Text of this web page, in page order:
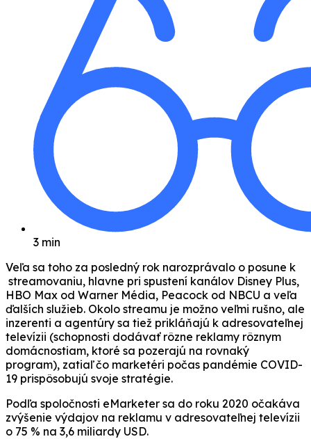
3 min
Veľa sa toho za posledný rok narozprávalo o posune k
streamovaniu, hlavne pri spustení kanálov Disney Plus,
HBO Max od Warner Média, Peacock od NBCU a veľa
ďalších služieb. Okolo streamu je možno veľmi rušno, ale
inzerenti a agentúry sa tiež prikláňajú k adresovateľnej
televízii (schopnosti dodávať rôzne reklamy rôznym
domácnostiam, ktoré sa pozerajú na rovnaký
program), zatiaľ čo marketéri počas pandémie COVID-
19 prispôsobujú svoje stratégie.
Podľa spoločnosti eMarketer sa do roku 2020 očakáva
zvýšenie výdajov na reklamu v adresovateľnej televízii
o 75 % na 3,6 miliardy USD.